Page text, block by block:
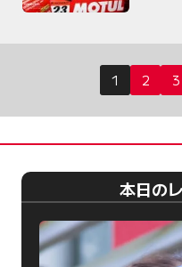
の
ペ
ー
ジ
送
り
1 2 3
本日の